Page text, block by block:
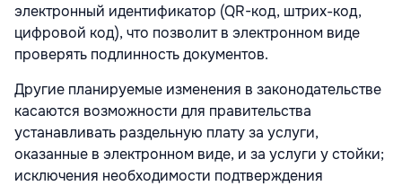
электронный идентификатор (QR-код, штрих-код,
цифровой код), что позволит в электронном виде
проверять подлинность документов.
Другие планируемые изменения в законодательстве
касаются возможности для правительства
устанавливать раздельную плату за услуги,
оказанные в электронном виде, и за услуги у стойки;
исключения необходимости подтверждения